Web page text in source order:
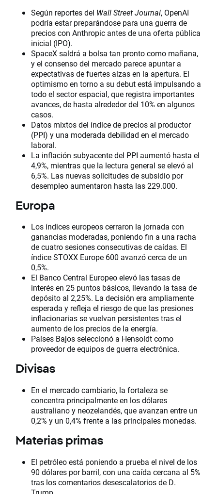
Según reportes del Wall Street Journal, OpenAI
podría estar preparándose para una guerra de
precios con Anthropic antes de una oferta pública
inicial (IPO).
SpaceX saldrá a bolsa tan pronto como mañana,
y el consenso del mercado parece apuntar a
expectativas de fuertes alzas en la apertura. El
optimismo en torno a su debut está impulsando a
todo el sector espacial, que registra importantes
avances, de hasta alrededor del 10% en algunos
casos.
Datos mixtos del índice de precios al productor
(PPI) y una moderada debilidad en el mercado
laboral.
La inflación subyacente del PPI aumentó hasta el
4,9%, mientras que la lectura general se elevó al
6,5%. Las nuevas solicitudes de subsidio por
desempleo aumentaron hasta las 229.000.
Europa
Los índices europeos cerraron la jornada con
ganancias moderadas, poniendo fin a una racha
de cuatro sesiones consecutivas de caídas. El
índice STOXX Europe 600 avanzó cerca de un
0,5%.
El Banco Central Europeo elevó las tasas de
interés en 25 puntos básicos, llevando la tasa de
depósito al 2,25%. La decisión era ampliamente
esperada y refleja el riesgo de que las presiones
inflacionarias se vuelvan persistentes tras el
aumento de los precios de la energía.
Países Bajos seleccionó a Hensoldt como
proveedor de equipos de guerra electrónica.
Divisas
En el mercado cambiario, la fortaleza se
concentra principalmente en los dólares
australiano y neozelandés, que avanzan entre un
0,2% y un 0,4% frente a las principales monedas.
Materias primas
El petróleo está poniendo a prueba el nivel de los
90 dólares por barril, con una caída cercana al 5%
tras los comentarios desescalatorios de D.